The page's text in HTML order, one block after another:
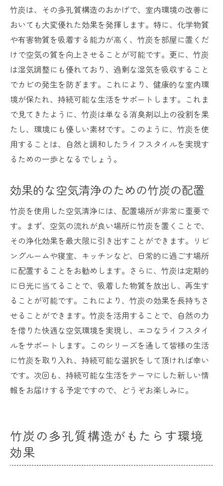
竹炭は、その多孔質構造のおかげで、室内環境の改善に
おいても大変優れた効果を発揮します。特に、化学物質
や有害物質を吸着する能力が高く、竹炭を部屋に置くだ
けで空気の質を向上させることが可能です。更に、竹炭
は湿気調整にも優れており、過剰な湿気を吸収すること
でカビの発生を防ぎます。これにより、健康的な室内環
境が保たれ、持続可能な生活をサポートします。これま
で見てきたように、竹炭は単なる消臭剤以上の役割を果
たし、環境にも優しい素材です。このように、竹炭を使
用することは、自然と調和したライフスタイルを実現す
るための一歩となるでしょう。
効果的な空気清浄のための竹炭の配置
竹炭を使用した空気清浄には、配置場所が非常に重要で
す。まず、空気の流れが良い場所に竹炭を置くことで、
その浄化効果を最大限に引き出すことができます。リビ
ングルームや寝室、キッチンなど、日常的に過ごす場所
に配置することをお勧めします。さらに、竹炭は定期的
に日光に当てることで、吸着した物質を放出し、再生す
ることが可能です。これにより、竹炭の効果を長持ちさ
せることができます。竹炭を活用することで、自然の力
を借りた快適な空気環境を実現し、エコなライフスタイ
ルをサポートします。このシリーズを通して皆様の生活
に竹炭を取り入れ、持続可能な選択をして頂ければ幸い
です。次回も、持続可能な生活をテーマにした新しい情
報をお届けする予定ですので、どうぞお楽しみに。
竹炭の多孔質構造がもたらす環境
効果